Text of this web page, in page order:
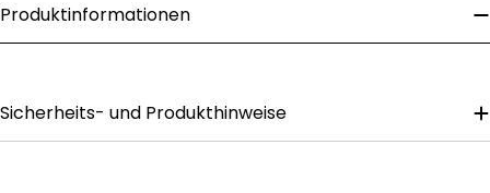
Telefonnummer
Ihre
Produktinformationen
Sicherheits- und Produkthinweise